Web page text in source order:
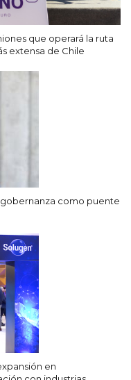
que operará la ruta
extensa de Chile
gobernanza como puente
en